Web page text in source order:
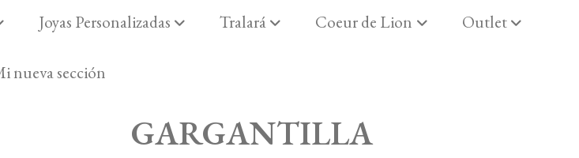
Joyas Personalizadas Tralará Coeur de Lion Outlet
nueva sección
GARGANTILLA